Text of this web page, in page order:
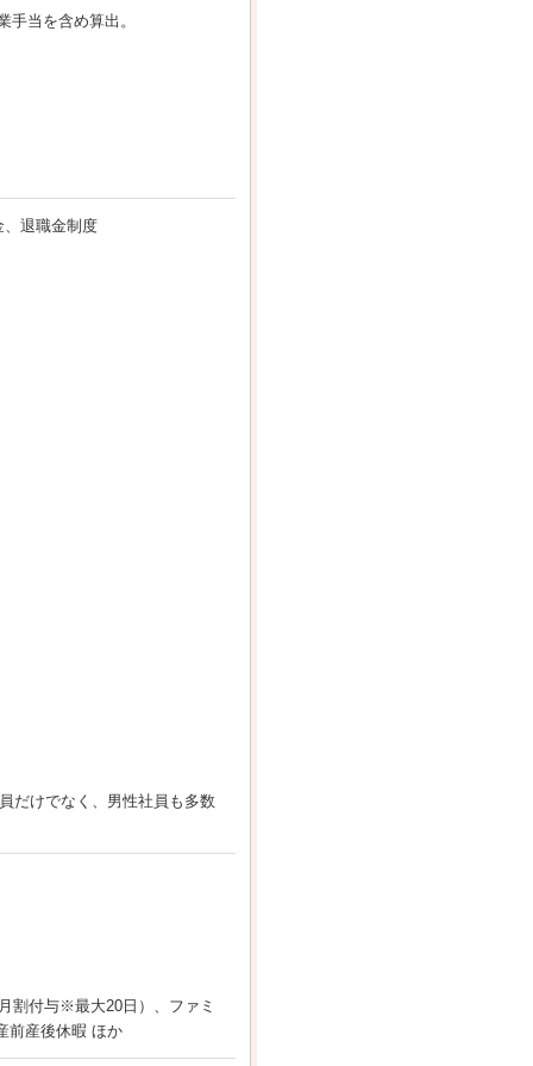
当を含め算出。
、退職金制度
だけでなく、男性社員も多数
割付与※最大20日）、ファミ
前産後休暇 ほか